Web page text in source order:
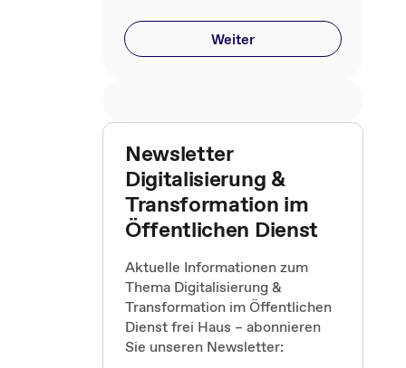
Weiter
Newsletter
Digitalisierung &
Transformation im
Öffentlichen Dienst
Aktuelle Informationen zum
Thema Digitalisierung &
Transformation im Öffentlichen
Dienst frei Haus – abonnieren
Sie unseren Newsletter: